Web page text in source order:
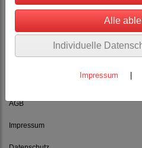
AGB
Impressum
Individuelle
Impressum